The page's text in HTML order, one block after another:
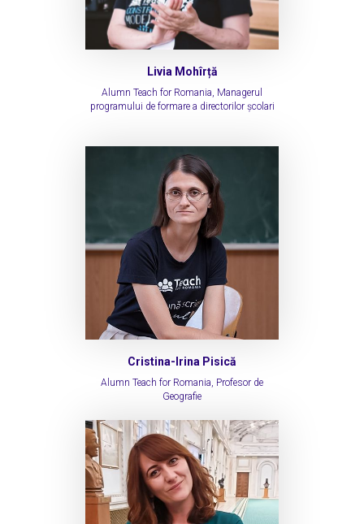
Livia Mohîrță
Alumn Teach for Romania, Managerul
programului de formare a directorilor școlari
Cristina-Irina Pisică
Alumn Teach for Romania, Profesor de
Geografie